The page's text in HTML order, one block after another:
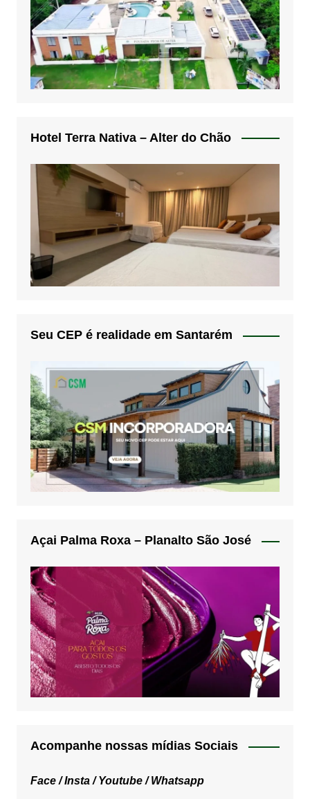
Hotel Terra Nativa – Alter do Chão
Seu CEP é realidade em Santarém
Açai Palma Roxa – Planalto São José
Acompanhe nossas mídias Sociais
Face /Insta /Youtube /Whatsapp